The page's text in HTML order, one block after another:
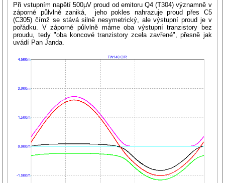
Při vstupním napětí 500µV proud od emitoru Q4 (T304) významně v
záporné půlvlně zaniká, jeho pokles nahrazuje proud přes C5
(C305) čímž se stává silně nesymetrický, ale výstupní proud je v
pořádku. V záporné půlvlně máme oba výstupní tranzistory bez
proudu, tedy "oba koncové tranzistory zcela zavřené", přesně jak
uvádí Pan Janda.